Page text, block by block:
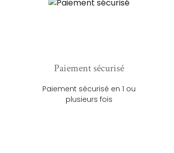
Paiement sécurisé
Paiement sécurisé en 1 ou
plusieurs fois